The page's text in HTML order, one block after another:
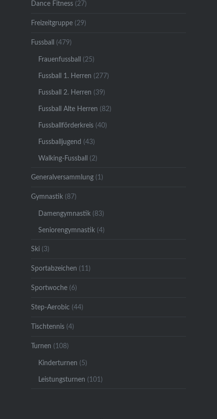
Dance Fitness(27)
Freizeitgruppe(29)
Fussball (479)
Frauenfussball (25)
Fussball 1. Herren (277)
Fussball 2. Herren (39)
Fussball Alte Herren (82)
Fussballförderkreis(40)
Fussballjugend (43)
Walking-Fussball (2)
Generalversammlung(1)
Gymnastik(87)
Damengymnastik(83)
Seniorengymnastik(4)
Ski(3)
Sportabzeichen (11)
Sportwoche(6)
Step-Aerobic (44)
Tischtennis(4)
Turnen (108)
Kinderturnen (5)
Leistungsturnen (101)